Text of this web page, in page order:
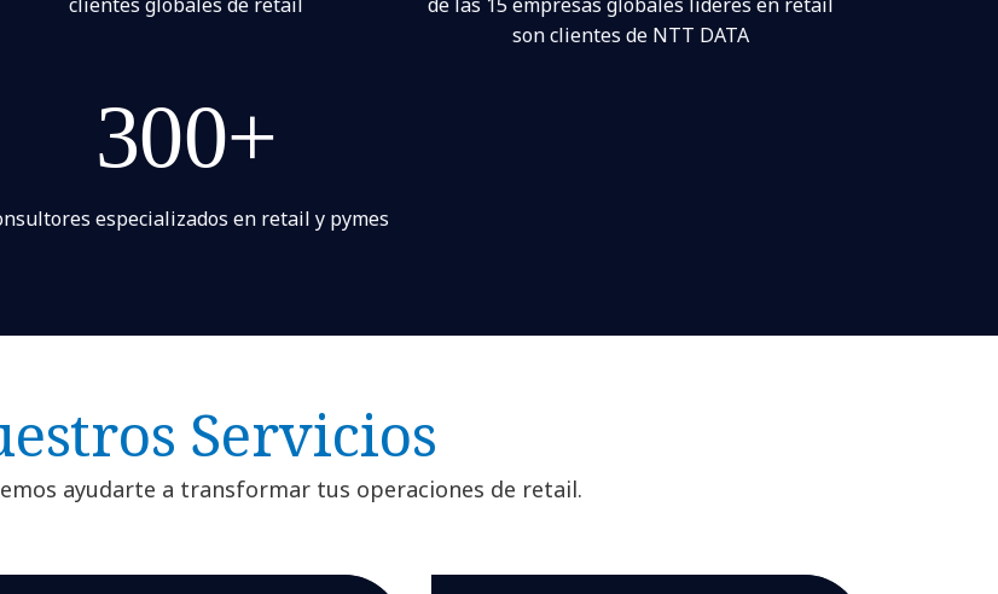
son clientes de NTT DATA
300+
especializados en retail y pymes
Servicios
ayudarte a transformar tus operaciones de retail.